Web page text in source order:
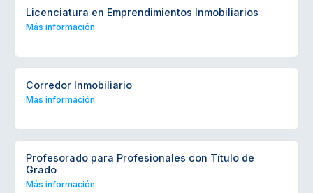
Licenciatura en Emprendimientos Inmobiliarios
Más información
Corredor Inmobiliario
Más información
Profesorado para Profesionales con Título de
Grado
Más información